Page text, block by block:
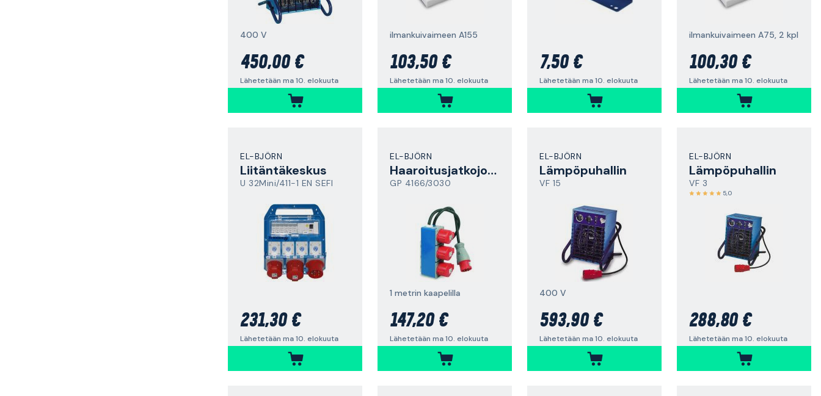
400 V
450,00 €
Lähetetään ma 10. elokuuta
ilmankuivaimeen A155
103,50 €
Lähetetään ma 10. elokuuta
7,50 €
Lähetetään ma 10. elokuuta
ilmankuivaimeen A75, 2 kpl
100,30 €
Lähetetään ma 10. elokuuta
EL-BJÖRN
Liitäntäkeskus
U 32Mini/411-1 EN SEFI
231,30 €
Lähetetään ma 10. elokuuta
EL-BJÖRN
Haaroitusjatkojohto
GP 4166/3030
1 metrin kaapelilla
147,20 €
Lähetetään ma 10. elokuuta
EL-BJÖRN
Lämpöpuhallin
VF 15
400 V
593,90 €
Lähetetään ma 10. elokuuta
EL-BJÖRN
Lämpöpuhallin
VF 3
5,0
288,80 €
Lähetetään ma 10. elokuuta